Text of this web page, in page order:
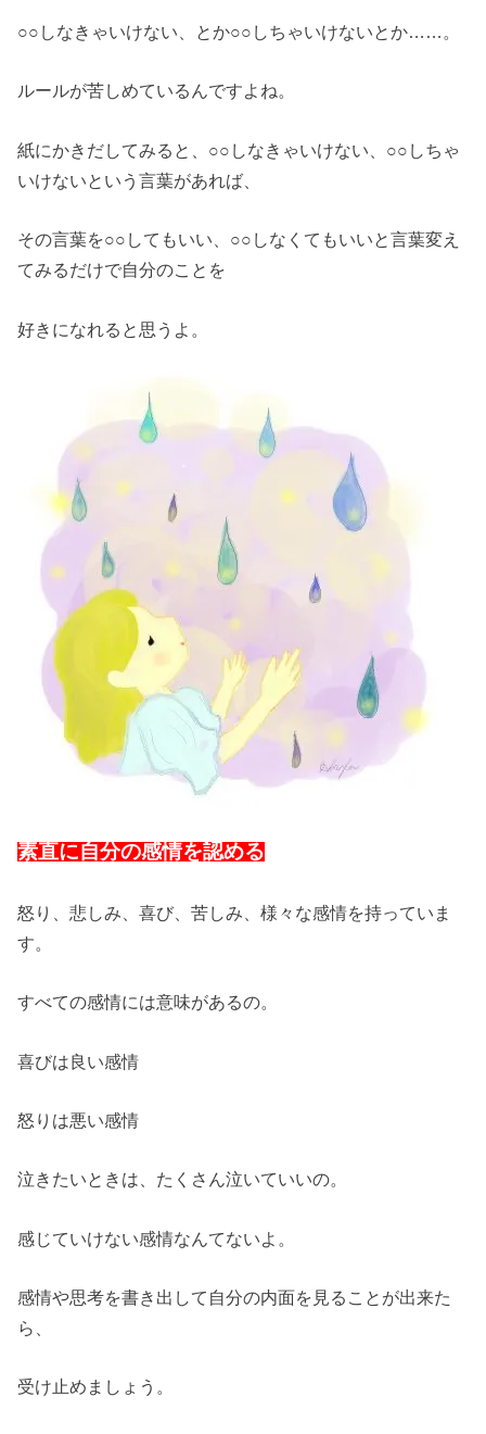
○○しなきゃいけない、とか○○しちゃいけないとか……。
ルールが苦しめているんですよね。
紙にかきだしてみると、○○しなきゃいけない、○○しちゃ
いけないという言葉があれば、
その言葉を○○してもいい、○○しなくてもいいと言葉変え
てみるだけで自分のことを
好きになれると思うよ。
素直に自分の感情を認める
怒り、悲しみ、喜び、苦しみ、様々な感情を持っていま
す。
すべての感情には意味があるの。
喜びは良い感情
怒りは悪い感情
泣きたいときは、たくさん泣いていいの。
感じていけない感情なんてないよ。
感情や思考を書き出して自分の内面を見ることが出来た
ら、
受け止めましょう。